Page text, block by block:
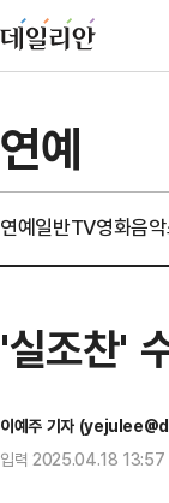
연예
연예일반TV영화음악
'실조찬'
이예주 기자
입력 2025.04.18